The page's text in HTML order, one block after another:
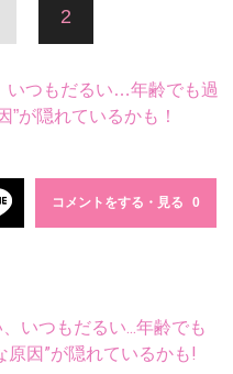
2
いつもだるい…年齢でも過
”が隠れているかも！
コメントをする・見る
いつもだるい...年齢でも
原因”が隠れているかも!